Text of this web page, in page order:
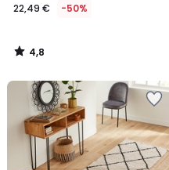
22,49 € -50%
4,8
/